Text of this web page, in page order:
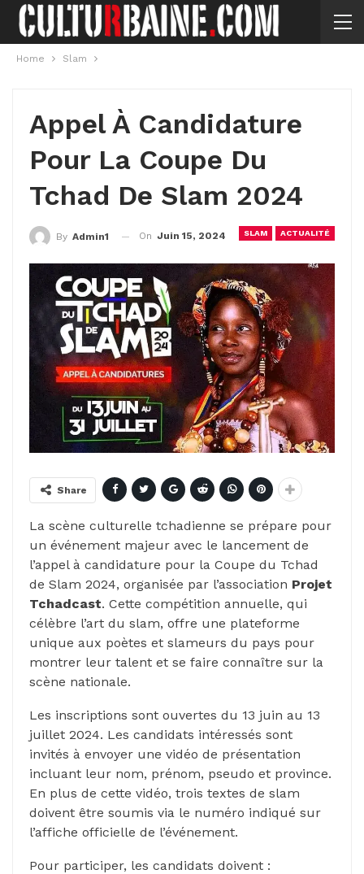
Home Slam
Appel À Candidature
Pour La Coupe Du
Tchad De Slam 2024
SLAM ACTUALITÉ
By Admin1 On Juin 15, 2024
Share
La scène culturelle tchadienne se prépare pour
un événement majeur avec le lancement de
l’appel à candidature pour la Coupe du Tchad
de Slam 2024, organisée par l’association Projet
Tchadcast. Cette compétition annuelle, qui
célèbre l’art du slam, offre une plateforme
unique aux poètes et slameurs du pays pour
montrer leur talent et se faire connaître sur la
scène nationale.
Les inscriptions sont ouvertes du 13 juin au 13
juillet 2024. Les candidats intéressés sont
invités à envoyer une vidéo de présentation
incluant leur nom, prénom, pseudo et province.
En plus de cette vidéo, trois textes de slam
doivent être soumis via le numéro indiqué sur
l’affiche officielle de l’événement.
Pour participer, les candidats doivent :